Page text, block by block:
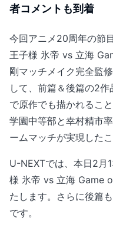
者コメントも到着
今回アニメ20周年の節
王子様 氷帝 vs 立海
剛マッチメイク完全監
して、前篇＆後篇の2
で原作でも描かれるこ
学園中等部と幸村精市
ームマッチが実現した
U-NEXTでは、本日2月
様 氷帝 vs 立海 Game
たします。さらに後篇
です。